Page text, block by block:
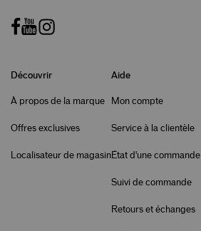
Découvrir
À propos de la marque
Offres exclusives
Localisateur de magasin
Aide
Mon compte
Service à la clientèle
État d'une commande
Suivi de commande
Retours et échanges